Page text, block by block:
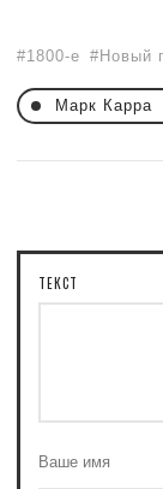
1800-е Новый
Марк Карра
ТЕКСТ